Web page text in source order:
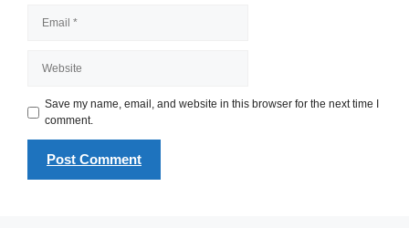
Save my name, email, and website in this browser for the next time I
comment.